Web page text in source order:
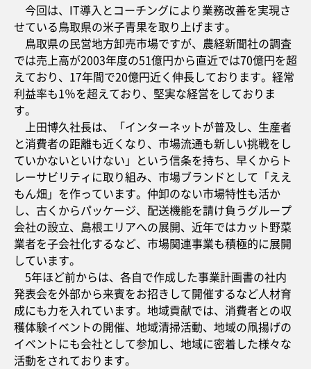
今回は、IT導入とコーチングにより業務改善を実現さ
せている鳥取県の米子青果を取り上げます。
鳥取県の民営地方卸売市場ですが、農経新聞社の調査
では売上高が2003年度の51億円から直近では70億円を超
えており、17年間で20億円近く伸長しております。経常
利益率も1％を超えており、堅実な経営をしておりま
す。
上田博久社長は、「インターネットが普及し、生産者
と消費者の距離も近くなり、市場流通も新しい挑戦をし
ていかないといけない」という信条を持ち、早くからト
レーサビリティに取り組み、市場ブランドとして「ええ
もん畑」を作っています。仲卸のない市場特性も活か
し、古くからパッケージ、配送機能を請け負うグループ
会社の設立、島根エリアへの展開、近年ではカット野菜
業者を子会社化するなど、市場関連事業も積極的に展開
しています。
5年ほど前からは、各自で作成した事業計画書の社内
発表会を外部から来賓をお招きして開催するなど人材育
成にも力を入れています。地域貢献では、消費者との収
穫体験イベントの開催、地域清掃活動、地域の凧揚げの
イベントにも会社として参加し、地域に密着した様々な
活動をされております。